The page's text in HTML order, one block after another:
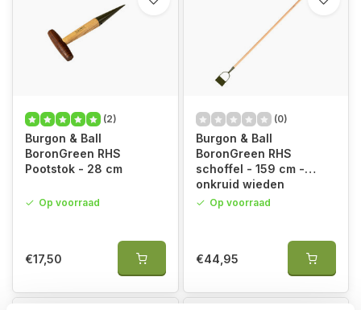
(2)
Burgon & Ball
BoronGreen RHS
Pootstok - 28 cm
Op voorraad
€17,50
(0)
Burgon & Ball
BoronGreen RHS
schoffel - 159 cm -
onkruid wieden
Op voorraad
€44,95